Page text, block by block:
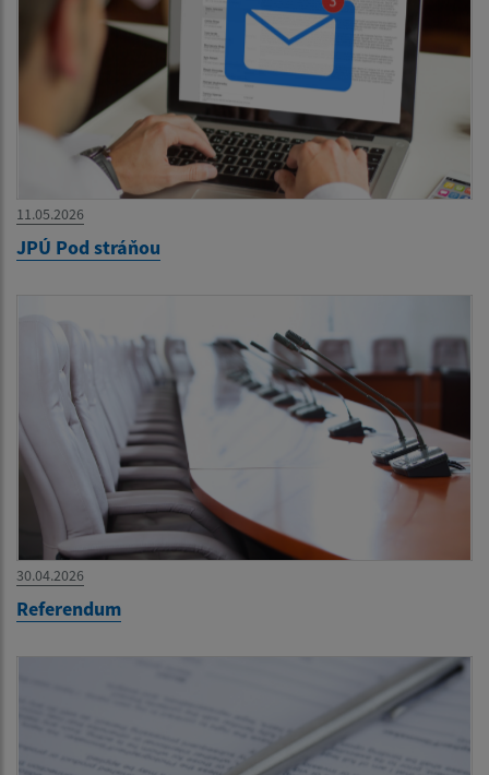
11.05.2026
JPÚ Pod stráňou
30.04.2026
Referendum